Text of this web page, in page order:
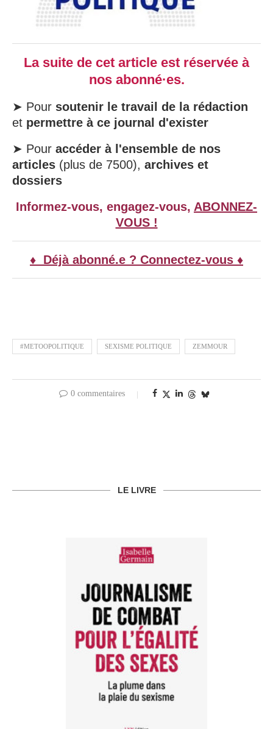
La suite de cet article est réservée à
nos abonné·es.
➤ Pour soutenir le travail de la rédaction
et permettre à ce journal d'exister
➤ Pour accéder à l'ensemble de nos
articles (plus de 7500), archives et
dossiers
Informez-vous, engagez-vous, ABONNEZ-
VOUS !
♦ Déjà abonné.e ? Connectez-vous ♦
#METOOPOLITIQUE SEXISME POLITIQUE ZEMMOUR
0 commentaires
LE LIVRE